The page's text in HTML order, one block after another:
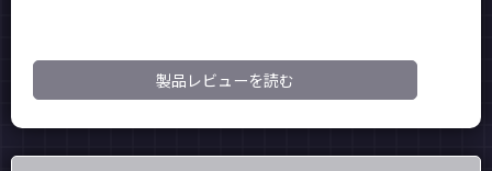
製品レビューを読む